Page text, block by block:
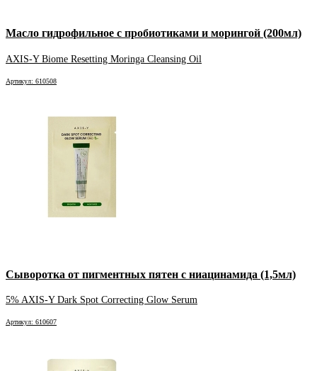
Масло гидрофильное с пробиотиками и морингой (200мл)
AXIS-Y Biome Resetting Moringa Cleansing Oil
Артикул: 610508
Сыворотка от пигментных пятен с ниацинамида (1,5мл)
5% AXIS-Y Dark Spot Correcting Glow Serum
Артикул: 610607